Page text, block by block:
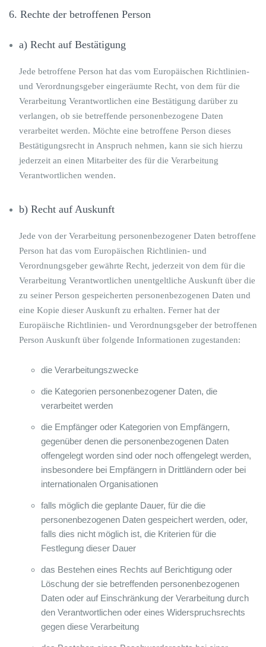
6. Rechte der betroffenen Person
a) Recht auf Bestätigung
Jede betroffene Person hat das vom Europäischen Richtlinien-
und Verordnungsgeber eingeräumte Recht, von dem für die
Verarbeitung Verantwortlichen eine Bestätigung darüber zu
verlangen, ob sie betreffende personenbezogene Daten
verarbeitet werden. Möchte eine betroffene Person dieses
Bestätigungsrecht in Anspruch nehmen, kann sie sich hierzu
jederzeit an einen Mitarbeiter des für die Verarbeitung
Verantwortlichen wenden.
b) Recht auf Auskunft
Jede von der Verarbeitung personenbezogener Daten betroffene
Person hat das vom Europäischen Richtlinien- und
Verordnungsgeber gewährte Recht, jederzeit von dem für die
Verarbeitung Verantwortlichen unentgeltliche Auskunft über die
zu seiner Person gespeicherten personenbezogenen Daten und
eine Kopie dieser Auskunft zu erhalten. Ferner hat der
Europäische Richtlinien- und Verordnungsgeber der betroffenen
Person Auskunft über folgende Informationen zugestanden:
die Verarbeitungszwecke
die Kategorien personenbezogener Daten, die
verarbeitet werden
die Empfänger oder Kategorien von Empfängern,
gegenüber denen die personenbezogenen Daten
offengelegt worden sind oder noch offengelegt werden,
insbesondere bei Empfängern in Drittländern oder bei
internationalen Organisationen
falls möglich die geplante Dauer, für die die
personenbezogenen Daten gespeichert werden, oder,
falls dies nicht möglich ist, die Kriterien für die
Festlegung dieser Dauer
das Bestehen eines Rechts auf Berichtigung oder
Löschung der sie betreffenden personenbezogenen
Daten oder auf Einschränkung der Verarbeitung durch
den Verantwortlichen oder eines Widerspruchsrechts
gegen diese Verarbeitung